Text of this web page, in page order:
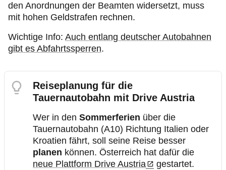
den Anordnungen der Beamten widersetzt, muss
mit hohen Geldstrafen rechnen.
Wichtige Info: Auch entlang deutscher Autobahnen
gibt es Abfahrtssperren.
Reiseplanung für die
Tauernautobahn mit Drive Austria
Wer in den Sommerferien über die
Tauernautobahn (A10) Richtung Italien oder
Kroatien fährt, soll seine Reise besser
planen können. Österreich hat dafür die
neue Plattform Drive Austria
gestartet.